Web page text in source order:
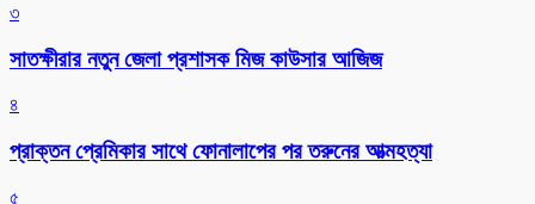
৩
সাতক্ষীরার নতুন জেলা প্রশাসক মিজ কাউসার আজিজ
৪
প্রাক্তন প্রেমিকার সাথে ফোনালাপের পর তরুনের আত্মহত্যা
৫